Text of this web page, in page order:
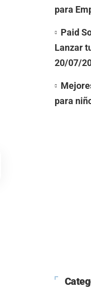
para
Paid
Lanzar
20/07/
para